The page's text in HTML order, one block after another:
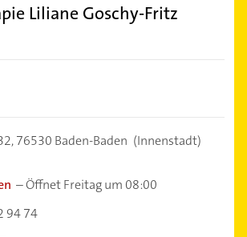
Liliane Goschy-Fritz
76530 Baden-Baden (Innenstadt)
–Öffnet Freitag um 08:00
94 74